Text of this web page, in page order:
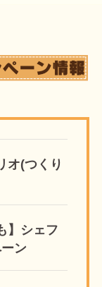
オ(つくり
】シェフ
ン